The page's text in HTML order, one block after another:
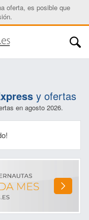
oferta, es posible que
y ofertas
en agosto 2026.